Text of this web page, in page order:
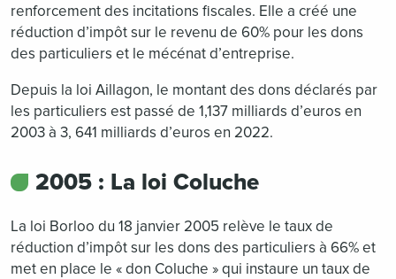
renforcement des incitations fiscales. Elle a créé une
réduction d’impôt sur le revenu de 60% pour les dons
des particuliers et le mécénat d’entreprise.
Depuis la loi Aillagon, le montant des dons déclarés par
les particuliers est passé de 1,137 milliards d’euros en
2003 à 3, 641 milliards d’euros en 2022.
2005 : La loi Coluche
La loi Borloo du 18 janvier 2005 relève le taux de
réduction d’impôt sur les dons des particuliers à 66% et
met en place le « don Coluche » qui instaure un taux de